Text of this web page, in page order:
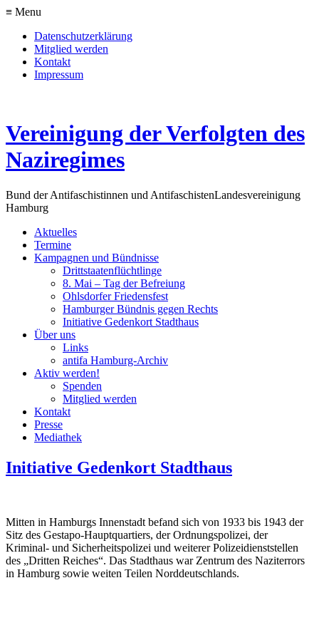
≡ Menu
Datenschutzerklärung
Mitglied werden
Kontakt
Impressum
Vereinigung der Verfolgten des
Naziregimes
Bund der Antifaschistinnen und AntifaschistenLandesvereinigung
Hamburg
Aktuelles
Termine
Kampagnen und Bündnisse
Drittstaatenflüchtlinge
8. Mai – Tag der Befreiung
Ohlsdorfer Friedensfest
Hamburger Bündnis gegen Rechts
Initiative Gedenkort Stadthaus
Über uns
Links
antifa Hamburg-Archiv
Aktiv werden!
Spenden
Mitglied werden
Kontakt
Presse
Mediathek
Initiative Gedenkort Stadthaus
Mitten in Hamburgs Innenstadt befand sich von 1933 bis 1943 der
Sitz des Gestapo-Hauptquartiers, der Ordnungspolizei, der
Kriminal- und Sicherheitspolizei und weiterer Polizeidienststellen
des „Dritten Reiches“. Das Stadthaus war Zentrum des Naziterrors
in Hamburg sowie weiten Teilen Norddeutschlands.